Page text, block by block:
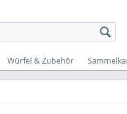
Würfel & Zubehör